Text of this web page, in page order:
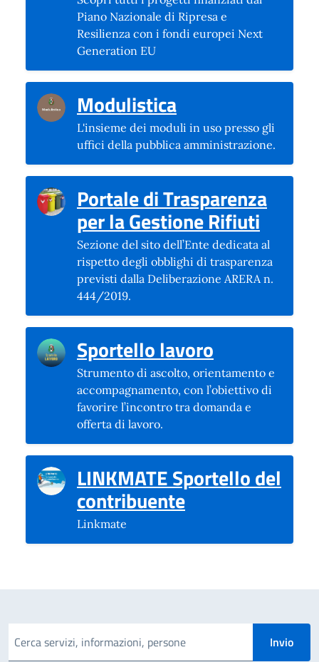
Piano Nazionale di Ripresa e
Resilienza con i fondi europei Next
Generation EU
Modulistica(si apre in una
L'insieme dei moduli in uso presso gli
uffici della pubblica amministrazione.
Portale di Trasparenza
per la Gestione Rifiuti
Sezione del sito dell’Ente dedicata al
rispetto degli obblighi di trasparenza
previsti dalla Deliberazione ARERA n.
444/2019.
Sportello lavoro
Strumento di ascolto, orientamento e
accompagnamento, con l’obiettivo di
favorire l’incontro tra domanda e
offerta di lavoro.
LINKMATE Sportello del
contribuente(si apre in una
Linkmate
Cerca una parola chiave Invio